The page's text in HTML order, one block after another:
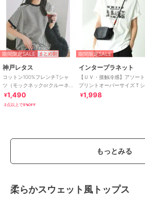
期間限定SALE まとめ割
神戸レタス
コットン100%フレンチTシャ
ツ（モックネックorクルーネ
ック） [C4819]
¥1,490
2点以上で5%OFF
期間限定SALE
インタープラネット
【ＵＶ・接触冷感】アソート
プリントオーバーサイズＴシ
ャツ
¥1,998
もっとみる
柔らかスウェット風トップス